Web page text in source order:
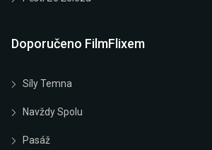
Doporučeno FilmFlixem
Síly Temna
Navždy Spolu
Pasáž